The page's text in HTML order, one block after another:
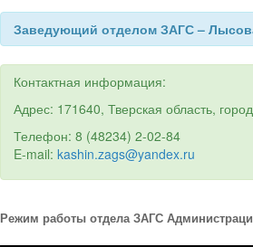
Заведующий отделом ЗАГС –
Контактная информация:
Адрес: 171640, Тверская область,
Телефон: 8 (48234) 2-02-84
E-mail:kashin.zags@yandex.ru
Режим работы отдела ЗАГС